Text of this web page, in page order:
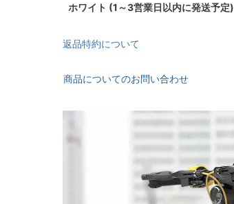
ホワイト (1～3営業日以内に発送予定)
返品特約について
商品についてのお問い合わせ